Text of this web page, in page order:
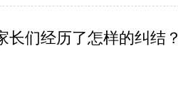
们经历了怎样的纠结？